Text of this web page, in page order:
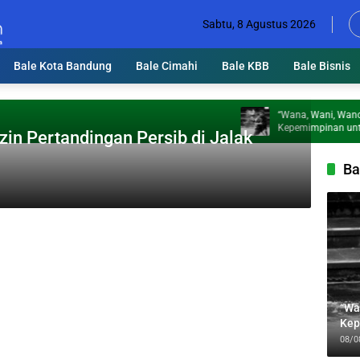
Sabtu, 8 Agustus 2026
Bale Kota Bandung Bale Cimahi Bale KBB Bale Bisnis
“Wana, Wani, Wanoh”:
Kepemimpinan untuk
Jabbar
Pertandingan Persib di Jalak
08/